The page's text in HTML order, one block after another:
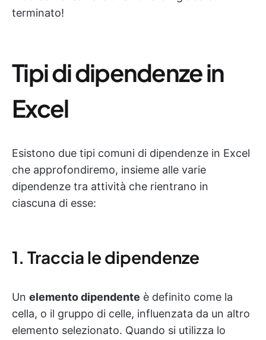
terminato!
Tipi di dipendenze in
Excel
Esistono due tipi comuni di dipendenze in Excel
che approfondiremo, insieme alle varie
dipendenze tra attività che rientrano in
ciascuna di esse:
1. Traccia le dipendenze
Un elemento dipendente è definito come la
cella, o il gruppo di celle, influenzata da un altro
elemento selezionato. Quando si utilizza lo